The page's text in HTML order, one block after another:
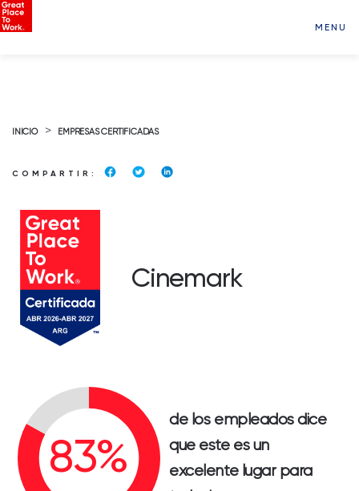
MENU
INICIO > EMPRESAS CERTIFICADAS
COMPARTIR:
Cinemark
de los empleados dice
que este es un
excelente lugar para